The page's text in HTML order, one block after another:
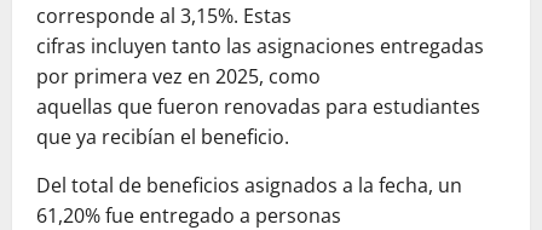
corresponde al 3,15%. Estas
cifras incluyen tanto las asignaciones entregadas
por primera vez en 2025, como
aquellas que fueron renovadas para estudiantes
que ya recibían el beneficio.
Del total de beneficios asignados a la fecha, un
61,20% fue entregado a personas